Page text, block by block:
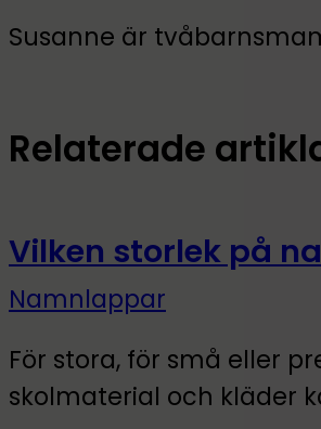
Susanne är
Relaterade
Vilken storlek på
Namnlappar
För stora, för små eller
skolmaterial och kläder